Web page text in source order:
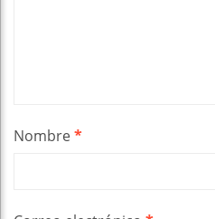
Nombre*